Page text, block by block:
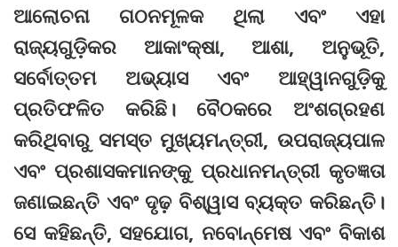
ଆଲୋଚନା ଗଠନମୂଳକ ଥିଲା ଏବଂ ଏହା
ରାଜ୍ୟଗୁଡ଼ିକର ଆକାଂକ୍ଷା, ଆଶା, ଅନୁଭୂତି,
ସର୍ବୋତ୍ତମ ଅଭ୍ୟାସ ଏବଂ ଆହ୍ୱାନଗୁଡ଼ିକୁ
ପ୍ରତିଫଳିତ କରିଛି। ବୈଠକରେ ଅଂଶଗ୍ରହଣ
କରିଥିବାରୁ ସମସ୍ତ ମୁଖ୍ୟମନ୍ତ୍ରୀ, ଉପରାଜ୍ୟପାଳ
ଏବଂ ପ୍ରଶାସକମାନଙ୍କୁ ପ୍ରଧାନମନ୍ତ୍ରୀ କୃତଜ୍ଞତା
ଜଣାଇଛନ୍ତି ଏବଂ ଦୃଢ଼ ବିଶ୍ୱାସ ବ୍ୟକ୍ତ କରିଛନ୍ତି।
ସେ କହିଛନ୍ତି, ସହଯୋଗ, ନବୋନ୍ମେଷ ଏବଂ ବିକାଶ